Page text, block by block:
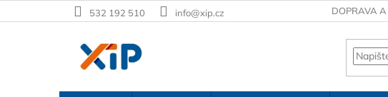
na
532 192 510 info@xip.cz DOPRAVA